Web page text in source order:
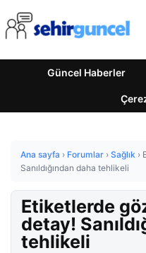
Güncel Haberler
Ana sayfa › Forumlar › Sağlık ›
Sanıldığından daha tehlikeli
Etiketlerde
detay!
tehlikeli